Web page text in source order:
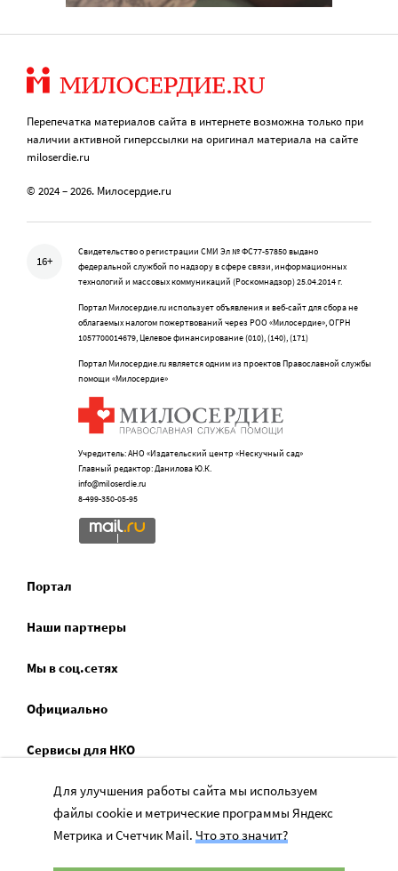
Перепечатка материалов сайта в интернете возможна только при
наличии активной гиперссылки на оригинал материала на сайте
miloserdie.ru
© 2024 – 2026. Милосердие.ru
16+
Свидетельство о регистрации СМИ Эл № ФС77-57850 выдано
федеральной службой по надзору в сфере связи, информационных
технологий и массовых коммуникаций (Роскомнадзор) 25.04.2014 г.
Портал Милосердие.ru использует объявления и веб-сайт для сбора не
облагаемых налогом пожертвований через РОО «Милосердие», ОГРН
1057700014679, Целевое финансирование (010), (140), (171)
Портал Милосердие.ru является одним из проектов Православной службы
помощи «Милосердие»
Учредитель: АНО «Издательский центр «Нескучный сад»
Главный редактор: Данилова Ю.К.
info@miloserdie.ru
8-499-350-05-95
Портал
Наши партнеры
Мы в соц.сетях
Официально
Сервисы для НКО
Спецпроекты
Социальное служение
Для улучшения работы сайта мы используем
файлы cookie и метрические программы Яндекс
Метрика и Счетчик Mail. Что это значит?